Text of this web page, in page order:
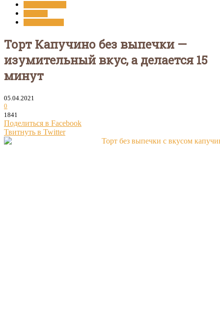
Торт Капучино без выпечки —
изумительный вкус, а делается 15
минут
05.04.2021
0
1841
Поделиться в Facebook
Твитнуть в Twitter